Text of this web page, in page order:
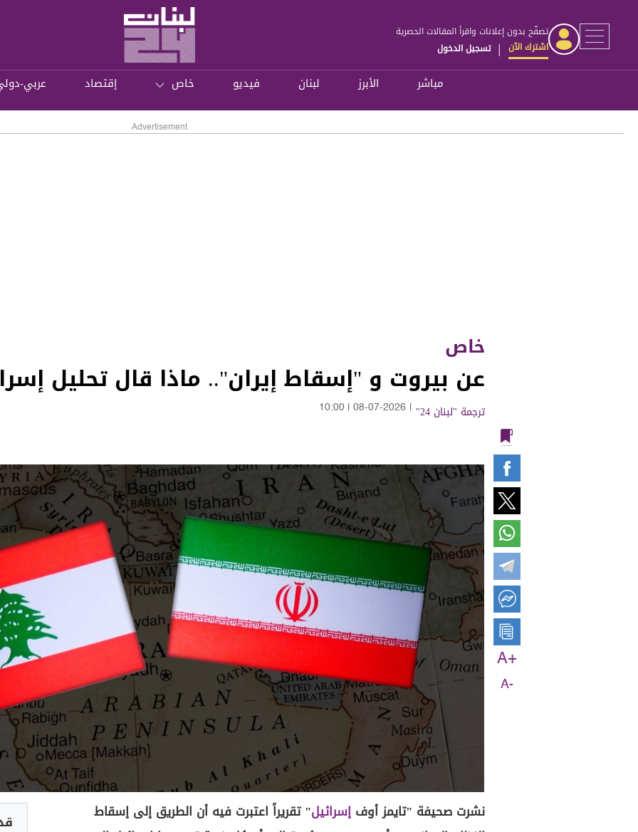
تصفّح بدون إعلانات واقرأ المقالات الحصرية
اشترك الآن | تسجيل الدخول
مباشر الأبرز لبنان فيديو خاص إقتصاد عربي-
Advertisement
خاص
عن بيروت و "إسقاط إيران".. ماذا قال تحليل
ترجمة "لبنان 24" 08-07-2026
10:00
A+
A-
نشرت صحيفة "تايمز أوف إسرائيل" تقريراً اعتبرت فيه أن الطريق إلى إسقاط